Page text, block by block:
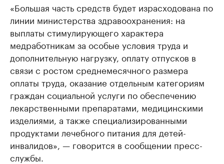
«Большая часть средств будет израсходована по
линии министерства здравоохранения: на
выплаты стимулирующего характера
медработникам за особые условия труда и
дополнительную нагрузку, оплату отпусков в
связи с ростом среднемесячного размера
оплаты труда, оказание отдельным категориям
граждан социальной услуги по обеспечению
лекарственными препаратами, медицинскими
изделиями, а также специализированными
продуктами лечебного питания для детей-
инвалидов», — говорится в сообщении пресс-
службы.